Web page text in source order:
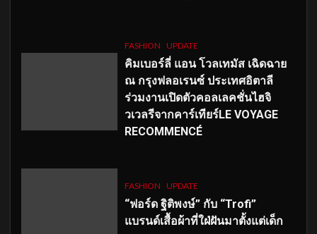
FASHION UPDATE
คิมเบอร์ลี่ แอน โวลเทมัส เฉิดฉาย
ณ กรุงฟลอเรนซ์ ประเทศอิตาลี
ร่วมงานเปิดตัวคอลเลคชั่นไฮจิ
วเวลรีจากคาร์เทียร์LE VOYAGE
RECOMMENCÉ
FASHION UPDATE
“ฟอร์ด ฐิติพงษ์” กับ “Trofi”
แบรนด์เสื้อผ้าที่ใฝ่ฝันมาตั้งแต่เด็ก